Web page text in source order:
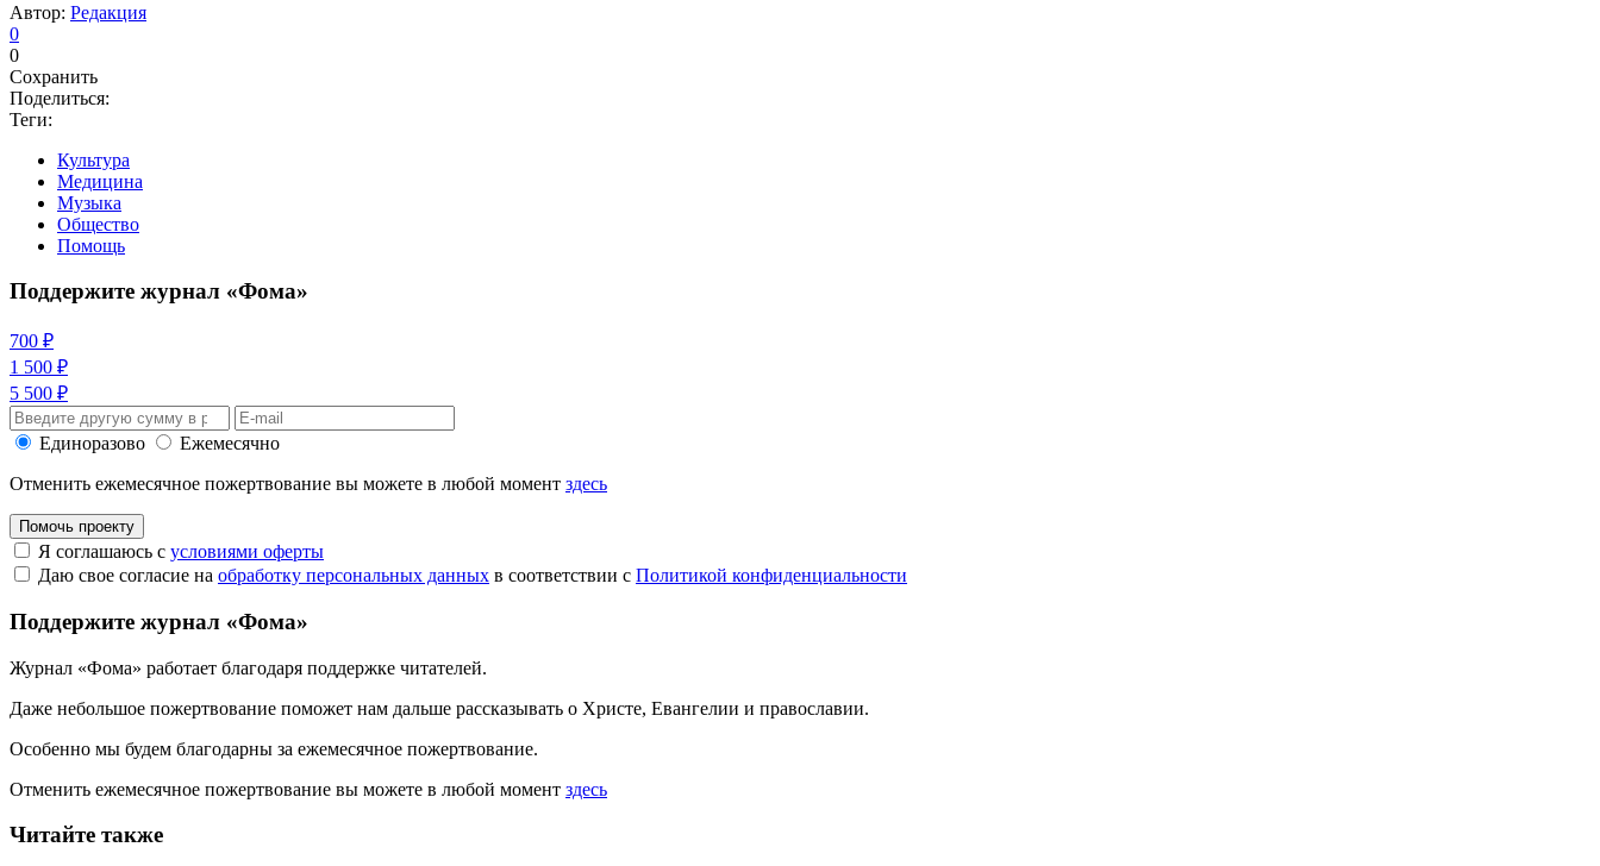
Автор: Редакция
0
0
Сохранить
Поделиться:
Теги:
Культура
Медицина
Музыка
Общество
Помощь
Поддержите журнал «Фома»
700 ₽
1 500 ₽
5 500 ₽
Единоразово
Ежемесячно
Отменить ежемесячное пожертвование вы можете в любой момент здесь
Помочь проекту
Я соглашаюсь с условиями оферты
Даю свое согласие на обработку персональных данных в соответствии с Политикой конфиденциальности
Поддержите журнал «Фома»
Журнал «Фома» работает благодаря поддержке читателей.
Даже небольшое пожертвование поможет нам дальше рассказывать о Христе, Евангелии и православии.
Особенно мы будем благодарны за ежемесячное пожертвование.
Отменить ежемесячное пожертвование вы можете в любой момент здесь
Читайте также